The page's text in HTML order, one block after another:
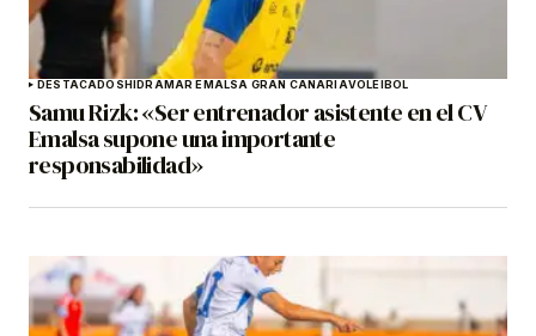
DESTACADOSHIDRAMAR EMALSA GRAN CANARIAVOLEIBOL
Samu Rizk: «Ser entrenador asistente en el CV
Emalsa supone una importante
responsabilidad»